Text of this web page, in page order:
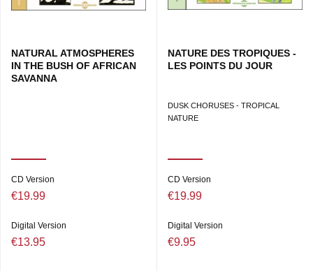
NATURAL ATMOSPHERES
IN THE BUSH OF AFRICAN
SAVANNA
CD Version
€19.99
Digital Version
€13.95
NATURE DES TROPIQUES -
LES POINTS DU JOUR
DUSK CHORUSES - TROPICAL
NATURE
CD Version
€19.99
Digital Version
€9.95